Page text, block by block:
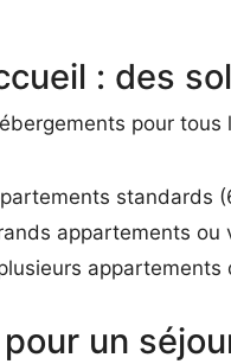
: des
pour tous
standards
appartements ou
appartements
un